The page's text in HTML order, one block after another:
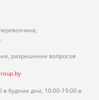
разрешение вопросов
в будние дни, 10:00-19:00 в